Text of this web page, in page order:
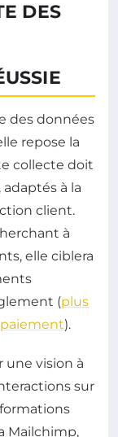
DES
des données
repose la
collecte doit
à la
client.
à
elle ciblera
(plus
paiement).
une vision à
sur
Mailchimp,